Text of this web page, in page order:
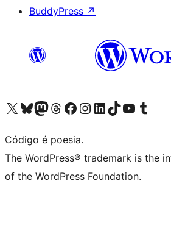
BuddyPress ↗
Visite a nossa conta X (antigo Twitter)
Visit our Bluesky account
Visit our Mastodon account
Visit our Threads account
Visite a nossa página do Facebook
Visite a nossa conta no Instagram
Visite a nossa conta no LinkedIn
Visit our TikTok account
Visit our YouTube channel
Visit our Tumblr
Código é poesia.
The WordPress® trademark is the
of the WordPress Foundation.